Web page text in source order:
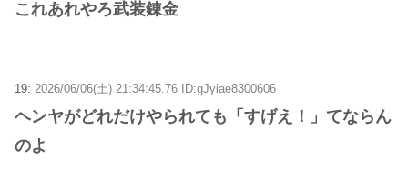
これあれやろ武装錬金
19: 2026/06/06(土) 21:34:45.76 ID:gJyiae8300606
ヘンヤがどれだけやられても「すげえ！」てならん
のよ